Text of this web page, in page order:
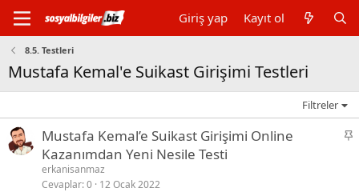
Giriş yap Kayıt ol
8.5. Testleri
Mustafa Kemal'e Suikast Girişimi Testleri
Filtreler
S
Mustafa Kemal’e Suikast Girişimi Online
Kazanımdan Yeni Nesile Testi
erkanisanmaz
Cevaplar 0 12 Ocak 2022